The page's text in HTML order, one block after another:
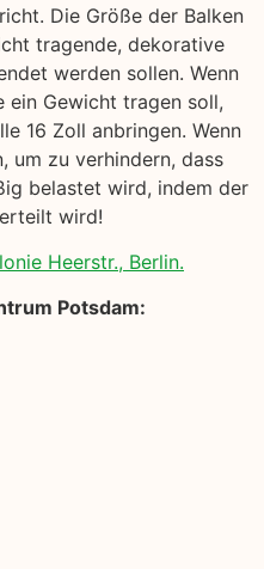
Die Größe der Balken
tragende, dekorative
werden sollen. Wenn
ein Gewicht tragen soll,
16 Zoll anbringen. Wenn
um zu verhindern, dass
belastet wird, indem der
wird!
Heerstr., Berlin.
Potsdam: